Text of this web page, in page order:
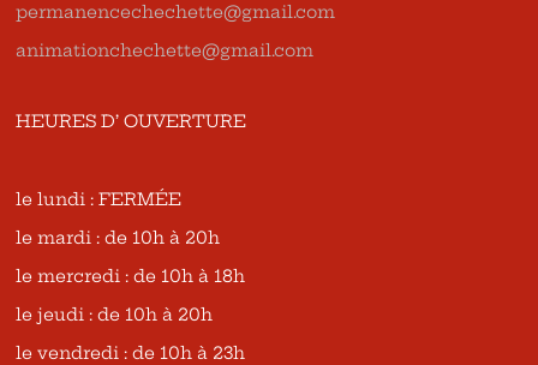
permanencechechette@gmail.com
animationchechette@gmail.com
HEURES D’ OUVERTURE
le lundi : FERMÉE
le mardi : de 10h à 20h
le mercredi : de 10h à 18h
le jeudi : de 10h à 20h
le vendredi : de 10h à 23h